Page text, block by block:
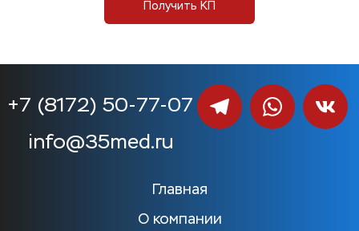
Получить КП
Главная
О компании
+7 (8172) 50-77-07
info@35med.ru